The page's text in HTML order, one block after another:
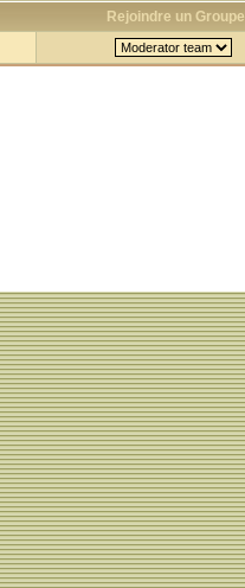
Rejoindre un Groupe